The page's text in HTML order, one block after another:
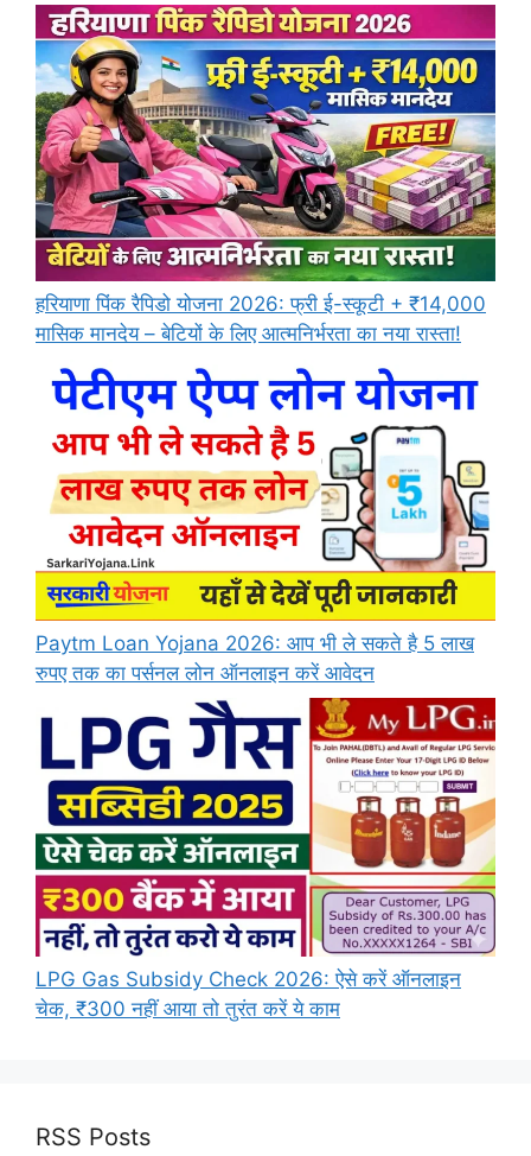
हरियाणा पिंक रैपिडो योजना 2026: फ्री ई-स्कूटी + ₹14,000
मासिक मानदेय – बेटियों के लिए आत्मनिर्भरता का नया रास्ता!
Paytm Loan Yojana 2026: आप भी ले सकते है 5 लाख
रुपए तक का पर्सनल लोन ऑनलाइन करें आवेदन
LPG Gas Subsidy Check 2026: ऐसे करें ऑनलाइन
चेक, ₹300 नहीं आया तो तुरंत करें ये काम
RSS Posts